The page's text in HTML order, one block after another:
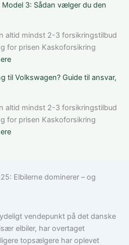
vilkårKlasse:
pris
og
valg
den
løsning
får
rabat
på
bilforsikring
ung
3: Sådan vælger du den
altid mindst 2-3 forsikringstilbud
for prisen Kaskoforsikring
:
bilforsikring
Tesla
Model
3:
den
til Volkswagen? Guide til ansvar,
altid mindst 2-3 forsikringstilbud
for prisen Kaskoforsikring
:
bilforsikring
Guide
til
ansvar,
Elbilerne dominerer – og
vendepunkt på det danske
elbiler, har overtaget
topsælgere har oplevet